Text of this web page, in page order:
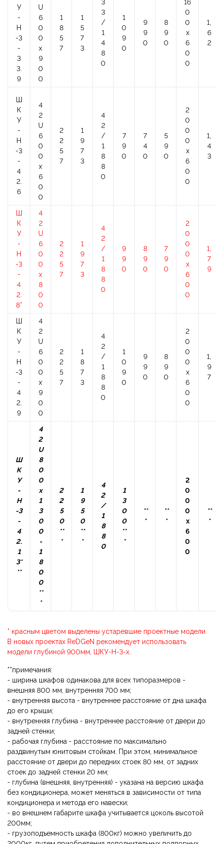
У
-
Н
-3
-
3
3.
9
U
6
0
0
x
9
0
0
1
8
5
7
1
5
7
3
3
3
/
1
4
8
0
1
0
9
0
9
9
0
8
9
0
16
0
0
х
6
0
0
1,
6
2
Ш
К
У
-
Н
-3
-
4
2.
6
4
2
U
6
0
0
x
6
0
0
2
2
5
7
1
9
7
3
4
2
/
1
8
8
0
7
9
0
7
4
0
5
9
0
2
0
0
0
х
6
0
0
1,
4
3
Ш
К
У
-
Н
-3
-
4
2.
8*
4
2
U
6
0
0
x
8
0
0
2
2
5
7
1
9
7
3
4
2
/
1
8
8
0
9
9
0
8
9
0
7
9
0
2
0
0
0
х
6
0
0
1,
7
9
Ш
К
У
-
Н
-3
-
4
2.
9
4
2
U
6
0
0
x
9
0
0
2
2
5
7
1
8
7
3
4
2
/
1
8
8
0
1
0
9
0
9
9
0
8
9
0
2
0
0
0
х
6
0
0
1,
9
7
Ш
К
У
-
Н
-3
-
4
2.
1
3*
**
4
2
U
8
0
0
x
1
3
0
0
-
1
8
0
0
**
*
2
2
5
0
**
*
1
9
5
0
**
*
4
2
/
1
8
8
0
1
3
0
0
**
*
**
*
**
*
2
0
0
0
х
6
0
0
**
*
* красным цветом выделены устаревшие проектные модели.
В новых проектах ReDGeN рекомендует использовать
модели глубиной 900мм, ШКУ-Н-3-х.
**примечания:
- ширина шкафов одинакова для всех типоразмеров -
внешняя 800 мм, внутренняя 700 мм;
- внутренняя высота - внутреннее расстояние от дна шкафа
до его крыши;
- внутренняя глубина - внутреннее расстояние от двери до
задней стенки;
- рабочая глубина - расстояние по максимально
раздвинутым юнитовым стойкам. При этом, минимальное
расстояние от двери до передних стоек 80 мм, от задних
стоек до задней стенки 20 мм;
- глубина (внешняя, внутренняя) - указана на версию шкафа
без кондиционера, может меняться в зависимости от типа
кондиционера и метода его навески;
- во внешнем габарите шкафа учитывается цоколь высотой
200мм;
- грузоподъемность шкафа (800кг) можно увеличить до